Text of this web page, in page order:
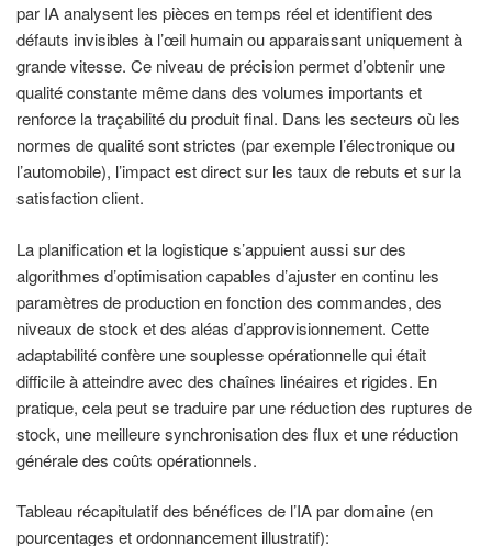
par IA analysent les pièces en temps réel et identifient des
défauts invisibles à l’œil humain ou apparaissant uniquement à
grande vitesse. Ce niveau de précision permet d’obtenir une
qualité constante même dans des volumes importants et
renforce la traçabilité du produit final. Dans les secteurs où les
normes de qualité sont strictes (par exemple l’électronique ou
l’automobile), l’impact est direct sur les taux de rebuts et sur la
satisfaction client.
La planification et la logistique s’appuient aussi sur des
algorithmes d’optimisation capables d’ajuster en continu les
paramètres de production en fonction des commandes, des
niveaux de stock et des aléas d’approvisionnement. Cette
adaptabilité confère une souplesse opérationnelle qui était
difficile à atteindre avec des chaînes linéaires et rigides. En
pratique, cela peut se traduire par une réduction des ruptures de
stock, une meilleure synchronisation des flux et une réduction
générale des coûts opérationnels.
Tableau récapitulatif des bénéfices de l’IA par domaine (en
pourcentages et ordonnancement illustratif):